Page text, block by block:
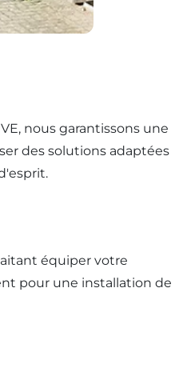
nous garantissons une
des solutions adaptées
équiper votre
pour une installation de